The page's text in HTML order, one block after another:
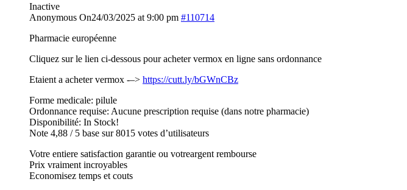
Inactive
Anonymous On24/03/2025 at 9:00 pm #110714
Pharmacie européenne
Cliquez sur le lien ci-dessous pour acheter vermox en ligne sans ordonnance
Etaient a acheter vermox -–> https://cutt.ly/bGWnCBz
Forme medicale: pilule
Ordonnance requise: Aucune prescription requise (dans notre pharmacie)
Disponibilité: In Stock!
Note 4,88 / 5 base sur 8015 votes d’utilisateurs
Votre entiere satisfaction garantie ou votreargent rembourse
Prix vraiment incroyables
Economisez temps et couts